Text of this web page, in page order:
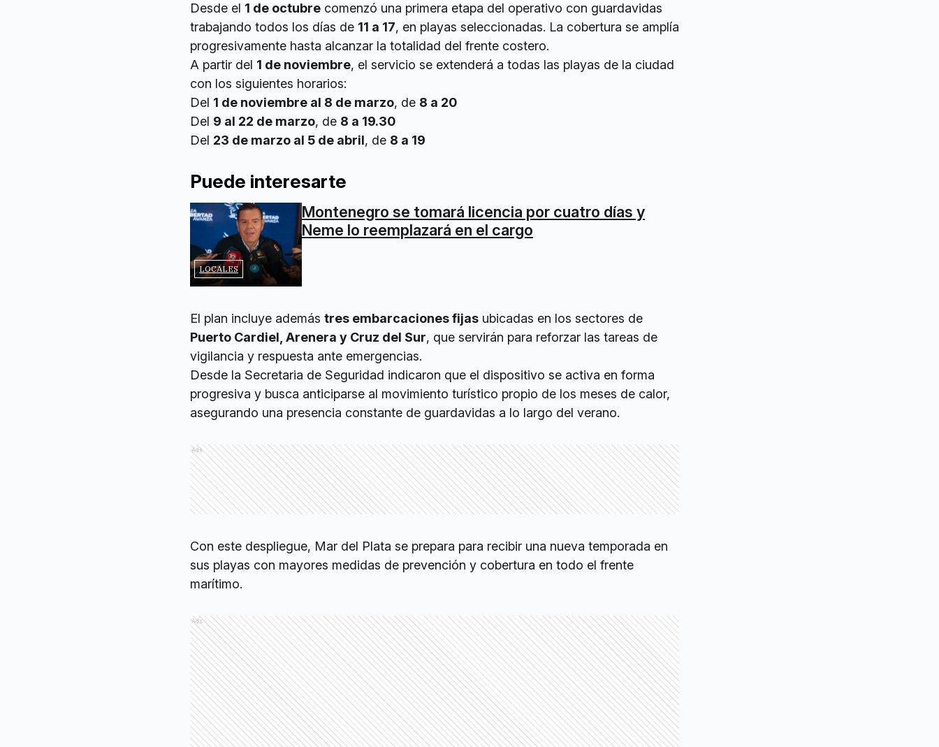
Desde el 1 de octubre comenzó una primera etapa del operativo con guardavidas
trabajando todos los días de 11 a 17, en playas seleccionadas. La cobertura se amplía
progresivamente hasta alcanzar la totalidad del frente costero.
A partir del 1 de noviembre, el servicio se extenderá a todas las playas de la ciudad
con los siguientes horarios:
Del 1 de noviembre al 8 de marzo, de 8 a 20
Del 9 al 22 de marzo, de 8 a 19.30
Del 23 de marzo al 5 de abril, de 8 a 19
Puede interesarte
LOCALES
Montenegro se tomará licencia por cuatro días y
Neme lo reemplazará en el cargo
El plan incluye además tres embarcaciones fijas ubicadas en los sectores de
Puerto Cardiel, Arenera y Cruz del Sur, que servirán para reforzar las tareas de
vigilancia y respuesta ante emergencias.
Desde la Secretaria de Seguridad indicaron que el dispositivo se activa en forma
progresiva y busca anticiparse al movimiento turístico propio de los meses de calor,
asegurando una presencia constante de guardavidas a lo largo del verano.
Ads
Con este despliegue, Mar del Plata se prepara para recibir una nueva temporada en
sus playas con mayores medidas de prevención y cobertura en todo el frente
marítimo.
Ads